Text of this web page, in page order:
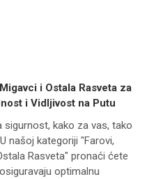
i Ostala Rasveta za
i Vidljivost na Putu
sigurnost, kako za vas, tako
našoj kategoriji "Farovi,
Rasveta" pronaći ćete
optimalnu